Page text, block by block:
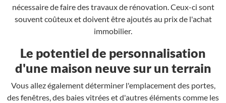
nécessaire de faire des travaux de rénovation. Ceux-ci sont
souvent coûteux et doivent être ajoutés au prix de l'achat
immobilier.
Le potentiel de personnalisation
d'une maison neuve sur un terrain
Vous allez également déterminer l'emplacement des portes,
des fenêtres, des baies vitrées et d'autres éléments comme les